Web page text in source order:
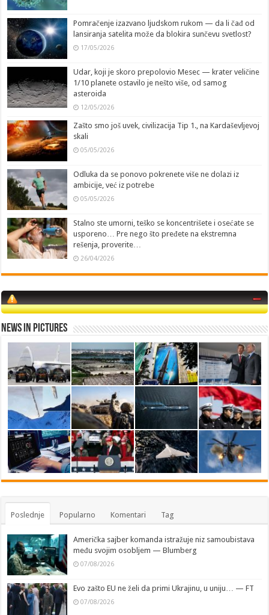
Pomračenje izazvano ljudskom rukom — da li čađ od
lansiranja satelita može da blokira sunčevu svetlost?
17/05/2026
Udar, koji je skoro prepolovio Mesec — krater veličine
1/10 planete ostavilo je nešto više, od samog
asteroida
12/05/2026
Zašto smo još uvek, civilizacija Tip 1., na Kardaševljevoj
skali
05/05/2026
Odluka da se ponovo pokrenete više ne dolazi iz
ambicije, već iz potrebe
05/05/2026
Stalno ste umorni, teško se koncentrišete i osećate se
usporeno… Pre nego što pređete na ekstremna
rešenja, proverite…
26/04/2026
News in Pictures
Poslednje Popularno Komentari Tag
Američka sajber komanda istražuje niz samoubistava
među svojim osobljem — Blumberg
07/08/2026
Evo zašto EU ne želi da primi Ukrajinu, u uniju… — FT
07/08/2026